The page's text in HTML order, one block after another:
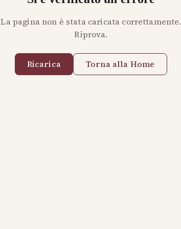
La pagina non è stata caricata correttamente.
Riprova.
Ricarica Torna alla Home